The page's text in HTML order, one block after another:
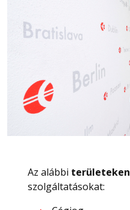
Az alábbi területeken
szolgáltatásokat: